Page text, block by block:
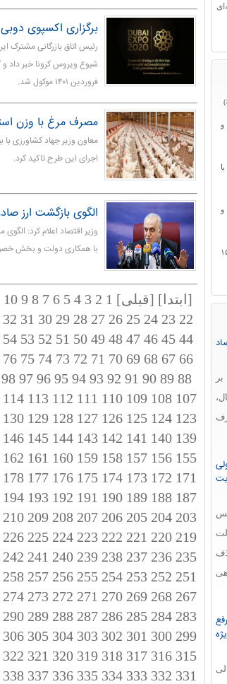
و
و
شروع سال تحصیلی از ۱۵
برگزاری اکسپوی دوبی به مهر
رئیس اتاق بازرگانی مشترک
فروردین ۱۴۰۱ موکول شد.
مصرف مرغ با وزن
معاون وزیر جهاد کشاورزی با
اجرای این طرح تاکید کرد.
الگوی بازگشت ارز
وزیر اقتصاد اعلام کرد:
با همکاری دولت و بخش
[ابتدا] [قبلی] 1
2
3
4
5
6
7
8
9
10
22
23
24
25
26
27
28
29
30
31
32
44
45
46
47
48
49
50
51
52
53
54
66
67
68
69
70
71
72
73
74
75
76
88
89
90
91
92
93
94
95
96
97
98
107
108
109
110
111
112
113
114
123
124
125
126
127
128
129
130
139
140
141
142
143
144
145
146
155
156
157
158
159
160
161
162
171
172
173
174
175
176
177
178
187
188
189
190
191
192
193
194
203
204
205
206
207
208
209
210
219
220
221
222
223
224
225
226
235
236
237
238
239
240
241
242
251
252
253
254
255
256
257
258
267
268
269
270
271
272
273
274
283
284
285
286
287
288
289
290
299
300
301
302
303
304
305
306
315
316
317
318
319
320
321
322
331
332
333
334
335
336
337
338